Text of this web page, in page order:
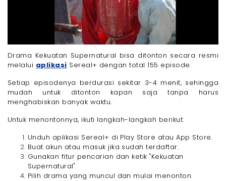
Drama Kekuatan Supernatural bisa ditonton secara resmi
melalui aplikasi Sereal+ dengan total 155 episode.
Setiap episodenya berdurasi sekitar 3-4 menit, sehingga
mudah untuk ditonton kapan saja tanpa harus
menghabiskan banyak waktu.
Untuk menontonnya, ikuti langkah-langkah berikut:
Unduh aplikasi Sereal+ di Play Store atau App Store.
Buat akun atau masuk jika sudah terdaftar.
Gunakan fitur pencarian dan ketik "Kekuatan
Supernatural".
Pilih drama yang muncul dan mulai menonton.